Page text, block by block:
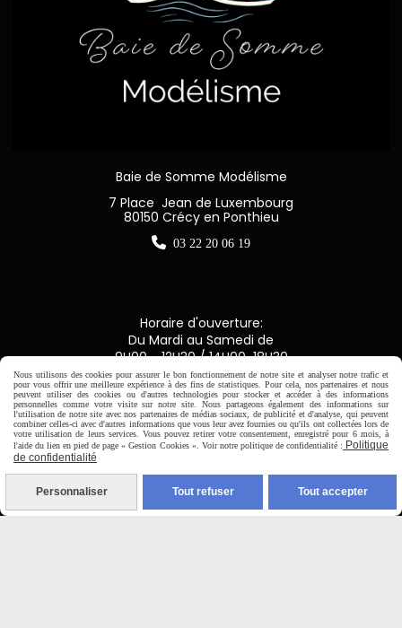
Baie de Somme Modélisme
7 Place Jean de Luxembourg
80150 Crécy en Ponthieu
 03 22 20 06 19
Horaire d'ouverture:
Du Mardi au Samedi de
9H00 - 12H30 / 14H00-18H30

Paiement sécurisé
CB Crédit Agricole
Virement bancaire
Nous utilisons des cookies pour assurer le bon fonctionnement de notre site et analyser notre trafic et
pour vous offrir une meilleure expérience à des fins de statistiques. Pour cela, nos partenaires et nous
peuvent utiliser des cookies ou d'autres technologies pour stocker et accéder à des informations
personnelles comme votre visite sur notre site. Nous partageons également des informations sur
l'utilisation de notre site avec nos partenaires de médias sociaux, de publicité et d'analyse, qui peuvent
combiner celles-ci avec d'autres informations que vous leur avez fournies ou qu'ils ont collectées lors de
votre utilisation de leurs services. Vous pouvez retirer votre consentement, enregistré pour 6 mois, à
l'aide du lien en pied de page « Gestion Cookies ». Voir notre politique de confidentialité : Politique
de confidentialité
Personnaliser Tout refuser Tout accepter